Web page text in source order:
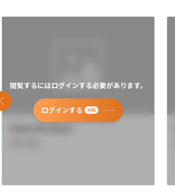
閲覧するにはログインする必要があります。
ログインする 無料
前のスライド